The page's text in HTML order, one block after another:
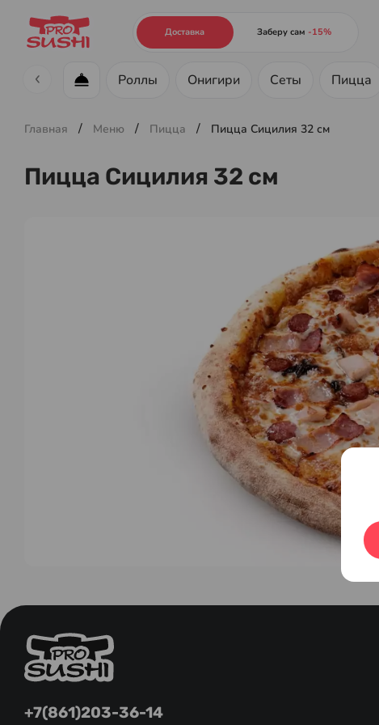
Доставка Заберу сам -15%
Меню ресторана
Роллы Онигири Сеты Пицца
Главная / Меню / Пицца / Пицца Сицилия 32 см
Пицца Сицилия 32 см
+7(861)203-36-14